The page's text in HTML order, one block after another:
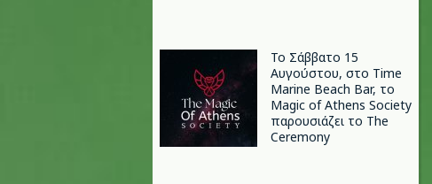
Το Σάββατο 15
Αυγούστου, στο Time
Marine Beach Bar, το
Magic of Athens Society
παρουσιάζει το The
Ceremony